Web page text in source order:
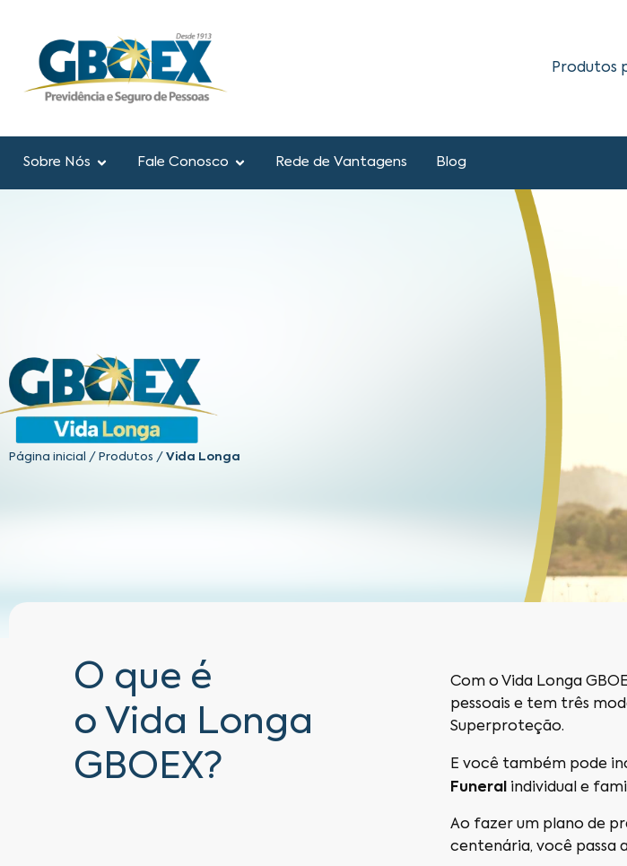
Produtos
Sobre Nós Fale Conosco Rede de Vantagens Blog
Página inicial / Produtos / Vida Longa
O que é
o Vida Longa
GBOEX?
Com o Vida Longa
pessoais e tem três
Superproteção.
E você também pode
Funeral individual e
Ao fazer um plano de
centenária, você passa